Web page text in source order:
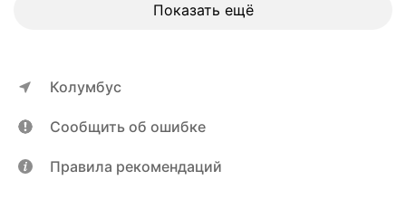
Показать ещё
Колумбус
Сообщить об ошибке
Правила рекомендаций